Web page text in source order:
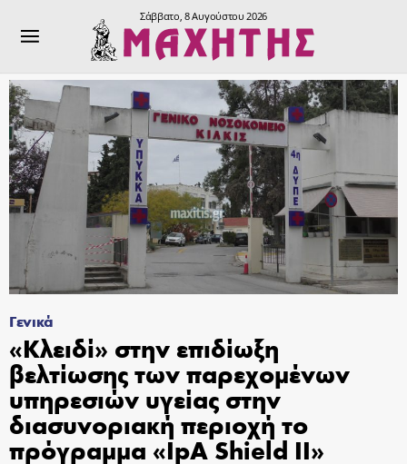
Σάββατο, 8 Αυγούστου 2026
Γενικά
«Κλειδί» στην επιδίωξη
βελτίωσης των παρεχομένων
υπηρεσιών υγείας στην
διασυνοριακή περιοχή το
πρόγραμμα «IpA Shield II»